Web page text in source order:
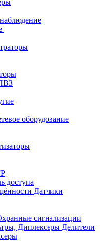
оборудование
доступа
Датчики
сигнализации
Делители